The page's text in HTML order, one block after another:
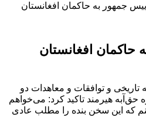
جمهور به حاکمان افغانستان
حاکمان افغانستان
تاریخی و توافقات و معاهدات دو
حق‌آبه هیرمند تاکید کرد: می‌خواهم
که این سخن بنده را مطلب عادی